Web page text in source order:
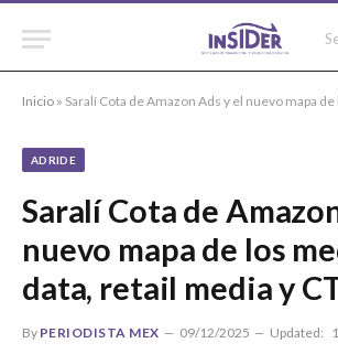
Inicio » Saralí Cota de Amazon Ads y el nuevo mapa de los
ADRIDE
Saralí Cota de
nuevo mapa de los
data, retail media y
By PERIODISTA MEX 09/12/2025 Updated: